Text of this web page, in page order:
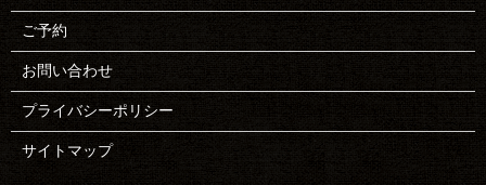
ご予約
お問い合わせ
プライバシーポリシー
サイトマップ